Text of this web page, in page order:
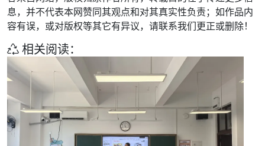
息，并不代表本网赞同其观点和对其真实性负责；如作品内
容有误，或对版权等其它有异议，请联系我们更正或删除！
相关阅读：